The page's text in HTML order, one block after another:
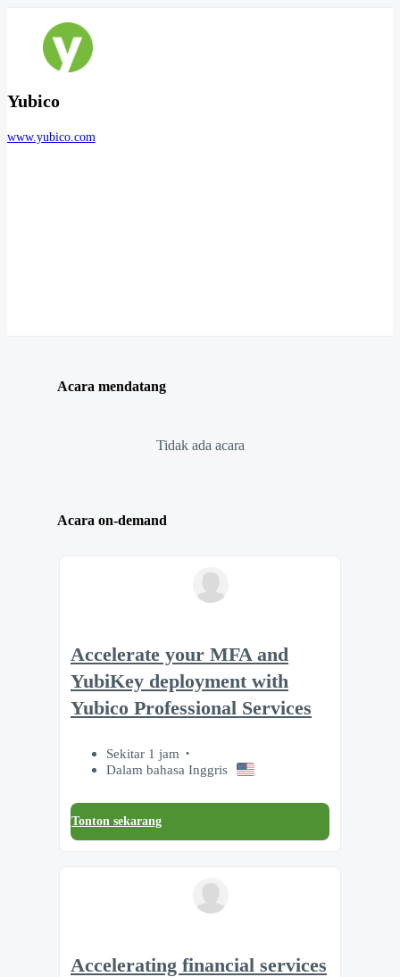
Yubico
www.yubico.com
Acara mendatang
Tidak ada acara
Acara on-demand
Accelerate your MFA and
YubiKey deployment with
Yubico Professional Services
Sekitar 1 jam
Dalam bahasa Inggris
Tonton sekarang
Accelerating financial services